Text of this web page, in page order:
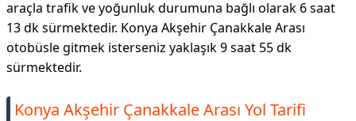
araçla trafik ve yoğunluk durumuna bağlı olarak 6 saat
13 dk sürmektedir. Konya Akşehir Çanakkale Arası
otobüsle gitmek isterseniz yaklaşık 9 saat 55 dk
sürmektedir.
Konya Akşehir Çanakkale Arası Yol Tarifi